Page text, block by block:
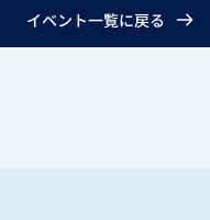
イベント一覧に戻る